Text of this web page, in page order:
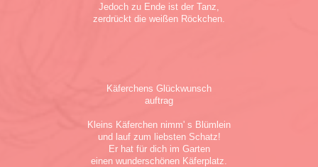
Jedoch zu Ende ist der Tanz,
zerdrückt die weißen Röckchen.
Käferchens Glückwunsch
auftrag
Kleins Käferchen nimm' s Blümlein
und lauf zum liebsten Schatz!
Er hat für dich im Garten
einen wunderschönen Käferplatz.